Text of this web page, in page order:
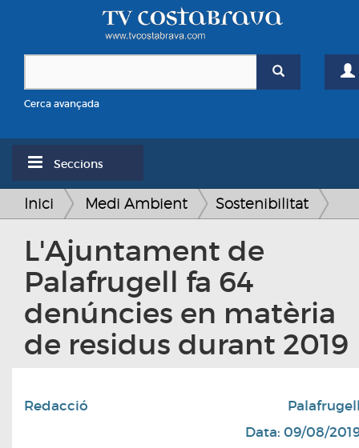
Cerca avançada
Seccions
Inici Medi Ambient Sostenibilitat
L'Ajuntament de
Palafrugell fa 64
denúncies en matèria
de residus durant 2019
Redacció
Data: 09/08/